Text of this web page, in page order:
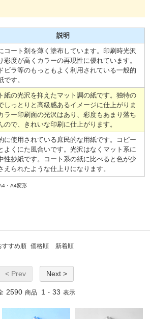
説明
コート剤を薄く塗布しています。印刷時光沢
彩度が高くカラーの再現性に優れています。
ビラ等のもっともよく利用されている一般的
です。
紙の光沢を抑えたマット調の紙です。独特の
しっとりと高級感あるイメージに仕上がりま
ラー印刷面の光沢はあり、彩度もあまり落ち
ので、きれいな印刷に仕上がります。
に使用されている庶民的な用紙です。コピー
よくにた風合いです。光沢はなくマット系に
性抄紙です。コート系の紙に比べると色が少
えられたような仕上りになります。
・A4変形
すすめ順 価格順 新着順
< Prev Next >
2590 商品 1 - 33 表示